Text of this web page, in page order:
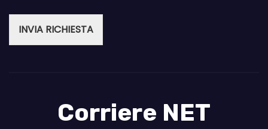
INVIA RICHIESTA
Corriere NET